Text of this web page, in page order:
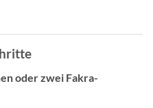
oder zwei Fakra-